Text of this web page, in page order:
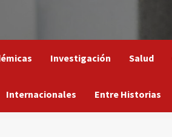
Investigación Salud
Internacionales Entre Historias